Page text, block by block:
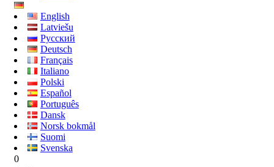
English
Latviešu
Русский
Deutsch
Français
Italiano
Polski
Español
Português
Dansk
Norsk bokmål
Suomi
Svenska
0